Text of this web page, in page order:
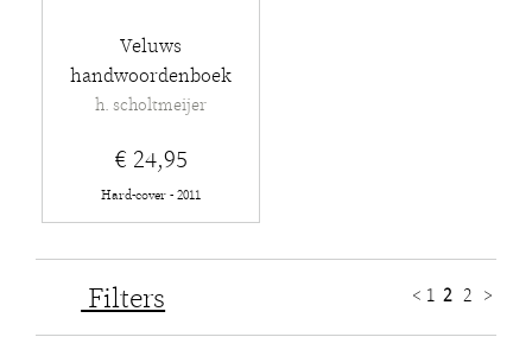
Veluws
handwoordenboek
h. scholtmeijer
€ 24,95
Hard-cover - 2011
Filters < 1 2 2 >